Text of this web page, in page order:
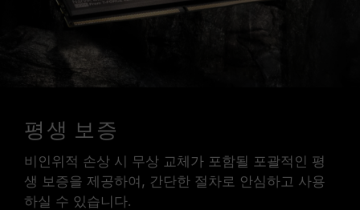
평생 보증
비인위적 손상 시 무상 교체가 포함될 포괄적인 평
생 보증을 제공하여, 간단한 절차로 안심하고 사용
하실 수 있습니다.